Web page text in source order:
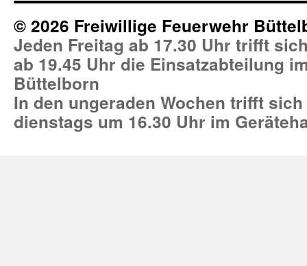
© 2026 Freiwillige Feuerwehr
Jeden Freitag ab 17.30 Uhr trifft
ab 19.45 Uhr die Einsatzabteilung
Büttelborn
In den ungeraden Wochen trifft
dienstags um 16.30 Uhr im